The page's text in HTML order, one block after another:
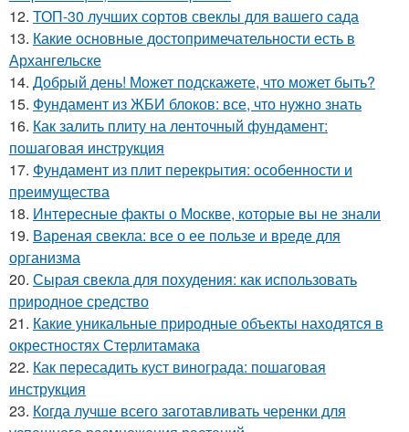
12. ТОП-30 лучших сортов свеклы для вашего сада
13. Какие основные достопримечательности есть в
Архангельске
14. Добрый день! Может подскажете, что может быть?
15. Фундамент из ЖБИ блоков: все, что нужно знать
16. Как залить плиту на ленточный фундамент:
пошаговая инструкция
17. Фундамент из плит перекрытия: особенности и
преимущества
18. Интересные факты о Москве, которые вы не знали
19. Вареная свекла: все о ее пользе и вреде для
организма
20. Сырая свекла для похудения: как использовать
природное средство
21. Какие уникальные природные объекты находятся в
окрестностях Стерлитамака
22. Как пересадить куст винограда: пошаговая
инструкция
23. Когда лучше всего заготавливать черенки для